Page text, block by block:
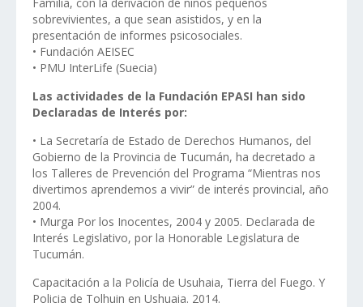
sobrevivientes, a que sean asistidos, y en la
presentación de informes psicosociales.
• Fundación AEISEC
• PMU InterLife (Suecia)
Las actividades de la Fundación EPASI han sido
Declaradas de Interés por:
• La Secretaría de Estado de Derechos Humanos, del
Gobierno de la Provincia de Tucumán, ha decretado a
los Talleres de Prevención del Programa “Mientras nos
divertimos aprendemos a vivir” de interés provincial, año
2004.
• Murga Por los Inocentes, 2004 y 2005. Declarada de
Interés Legislativo, por la Honorable Legislatura de
Tucumán.
Capacitación a la Policía de Usuhaia, Tierra del Fuego. Y
Policia de Tolhuin en Ushuaia. 2014.